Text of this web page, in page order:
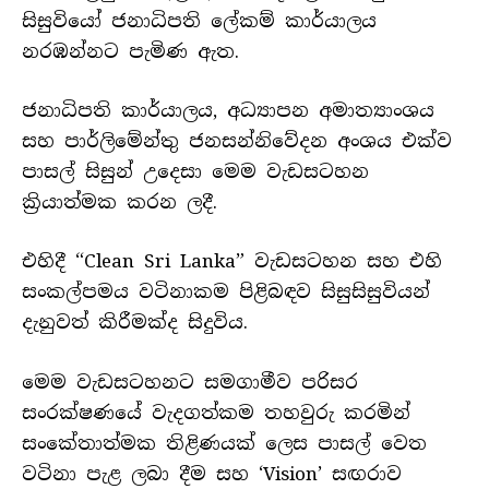
සිසුවියෝ ජනාධිපති ලේකම් කාර්යාලය
නරඹන්නට පැමිණ ඇත.
ජනාධිපති කාර්යාලය, අධ්‍යාපන අමාත්‍යාංශය
සහ පාර්ලිමේන්තු ජනසන්නිවේදන අංශය එක්ව
පාසල් සිසුන් උදෙසා මෙම වැඩසටහන
ක්‍රියාත්මක කරන ලදී.
එහිදී “Clean Sri Lanka” වැඩසටහන සහ එහි
සංකල්පමය වටිනාකම පිළිබඳව සිසුසිසුවියන්
දැනුවත් කිරීමක්ද සිදුවිය.
මෙම වැඩසටහනට සමගාමීව පරිසර
සංරක්ෂණයේ වැදගත්කම තහවුරු කරමින්
සංකේතාත්මක තිළිණයක් ලෙස පාසල් වෙත
වටිනා පැළ ලබා දීම සහ ‘Vision’ සඟරාව